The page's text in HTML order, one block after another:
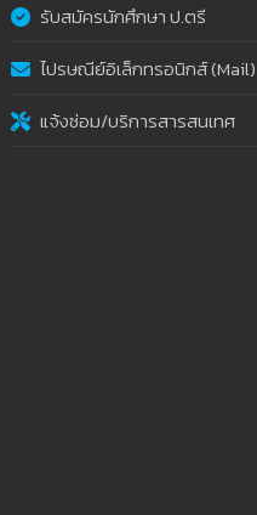
รับสมัครนักศึกษา ป.ตรี
ไปรษณีย์อิเล็กทรอนิกส์ (Mail)
แจ้งซ่อม/บริการสารสนเทศ